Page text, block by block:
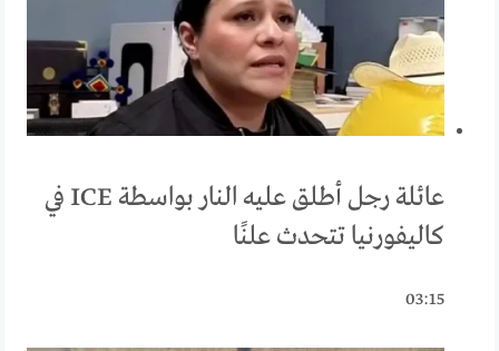
عائلة رجل أطلق عليه النار بواسطة ICE في
كاليفورنيا تتحدث علنًا
03:15